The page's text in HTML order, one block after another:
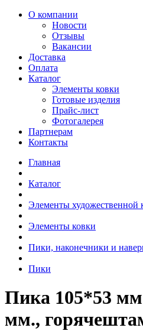
О компании
Новости
Отзывы
Вакансии
Доставка
Оплата
Каталог
Элементы ковки
Готовые изделия
Прайс-лист
Фотогалерея
Партнерам
Контакты
Главная
Каталог
Элементы художественной
Элементы ковки
Пики, наконечники и
Пики
Пика 105*53
мм.,